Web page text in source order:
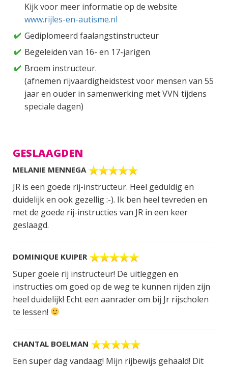
Kijk voor meer informatie op de website
www.rijles-en-autisme.nl
Gediplomeerd faalangstinstructeur
Begeleiden van 16- en 17-jarigen
Broem instructeur.
(afnemen rijvaardigheidstest voor mensen van 55
jaar en ouder in samenwerking met VVN tijdens
speciale dagen)
GESLAAGDEN
MELANIE MENNEGA
JR is een goede rij-instructeur. Heel geduldig en
duidelijk en ook gezellig :-). Ik ben heel tevreden en
met de goede rij-instructies van JR in een keer
geslaagd.
DOMINIQUE KUIPER
Super goeie rij instructeur! De uitleggen en
instructies om goed op de weg te kunnen rijden zijn
heel duidelijk! Echt een aanrader om bij Jr rijscholen
te lessen!
CHANTAL BOELMAN
Een super dag vandaag! Mijn rijbewijs gehaald! Dit